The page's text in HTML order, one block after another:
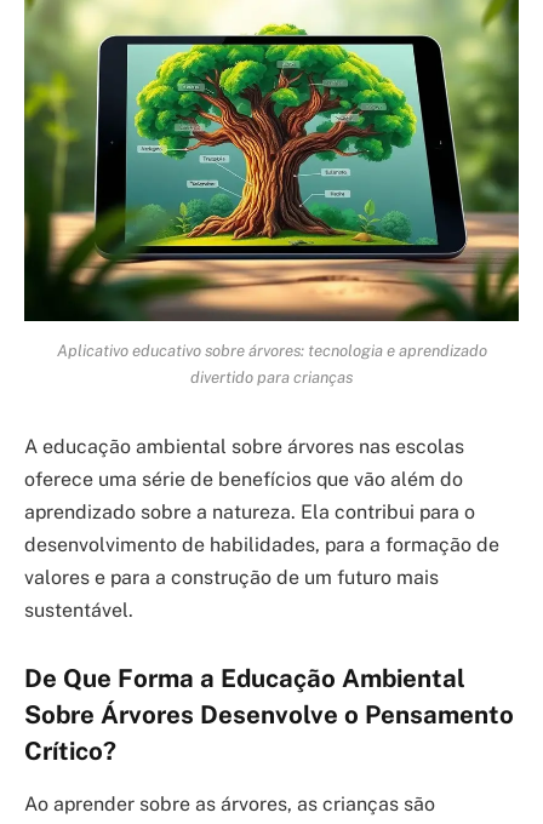
Aplicativo educativo sobre árvores: tecnologia e aprendizado
divertido para crianças
A educação ambiental sobre árvores nas escolas
oferece uma série de benefícios que vão além do
aprendizado sobre a natureza. Ela contribui para o
desenvolvimento de habilidades, para a formação de
valores e para a construção de um futuro mais
sustentável.
De Que Forma a Educação Ambiental
Sobre Árvores Desenvolve o Pensamento
Crítico?
Ao aprender sobre as árvores, as crianças são